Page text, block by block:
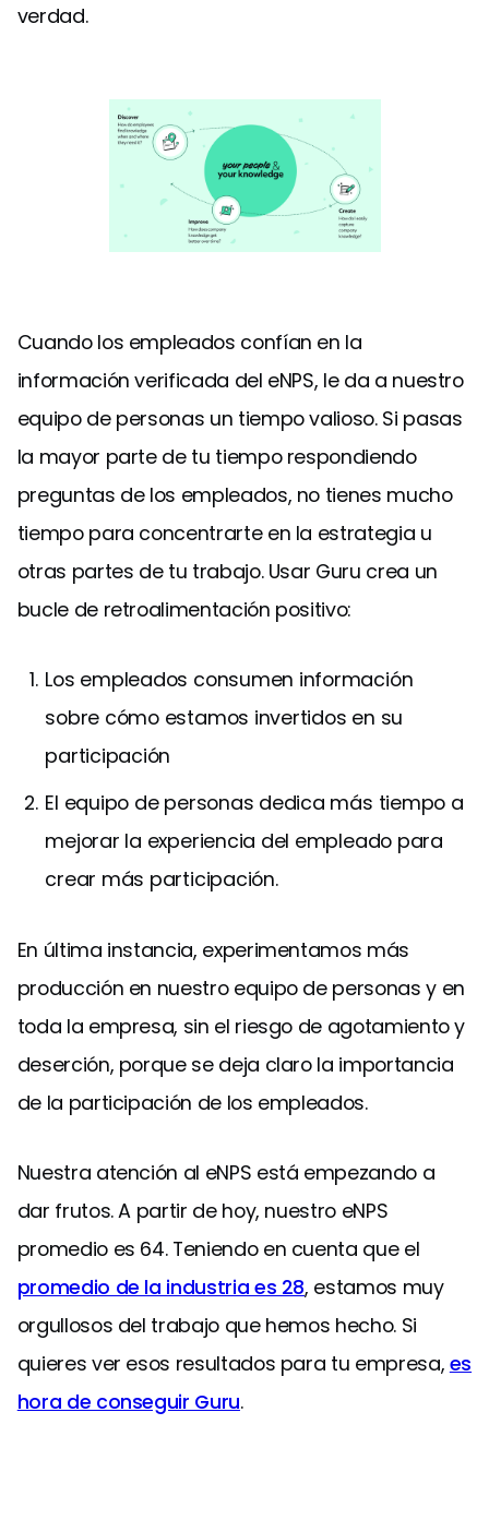
verdad.
Cuando los empleados confían en la
información verificada del eNPS, le da a nuestro
equipo de personas un tiempo valioso. Si pasas
la mayor parte de tu tiempo respondiendo
preguntas de los empleados, no tienes mucho
tiempo para concentrarte en la estrategia u
otras partes de tu trabajo. Usar Guru crea un
bucle de retroalimentación positivo:
Los empleados consumen información
sobre cómo estamos invertidos en su
participación
El equipo de personas dedica más tiempo a
mejorar la experiencia del empleado para
crear más participación.
En última instancia, experimentamos más
producción en nuestro equipo de personas y en
toda la empresa, sin el riesgo de agotamiento y
deserción, porque se deja claro la importancia
de la participación de los empleados.
Nuestra atención al eNPS está empezando a
dar frutos. A partir de hoy, nuestro eNPS
promedio es 64. Teniendo en cuenta que el
promedio de la industria es 28, estamos muy
orgullosos del trabajo que hemos hecho. Si
quieres ver esos resultados para tu empresa, es
hora de conseguir Guru.